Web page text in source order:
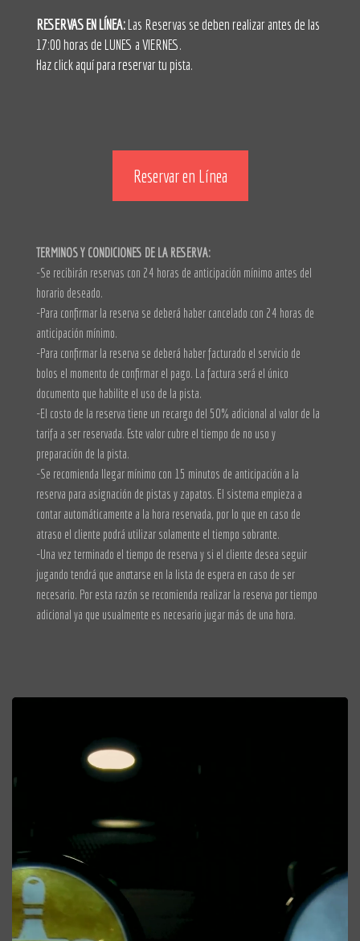
RESERVAS EN LÍNEA:Las Reservas se deben realizar antes de las
17:00 horas de LUNES a VIERNES.
Haz click aquí para reservar tu pista.
Reservar en Línea
TERMINOS Y CONDICIONES DE LA RESERVA:
-Se recibirán reservas con 24 horas de anticipación mínimo antes del
horario deseado.
-Para confirmar la reserva se deberá haber cancelado con 24 horas de
anticipación mínimo.
-Para confirmar la reserva se deberá haber facturado el servicio de
bolos el momento de confirmar el pago. La factura será el único
documento que habilite el uso de la pista.
-El costo de la reserva tiene un recargo del 50% adicional al valor de la
tarifa a ser reservada. Este valor cubre el tiempo de no uso y
preparación de la pista.
-Se recomienda llegar mínimo con 15 minutos de anticipación a la
reserva para asignación de pistas y zapatos. El sistema empieza a
contar automáticamente a la hora reservada, por lo que en caso de
atraso el cliente podrá utilizar solamente el tiempo sobrante.
-Una vez terminado el tiempo de reserva y si el cliente desea seguir
jugando tendrá que anotarse en la lista de espera en caso de ser
necesario. Por esta razón se recomienda realizar la reserva por tiempo
adicional ya que usualmente es necesario jugar más de una hora.